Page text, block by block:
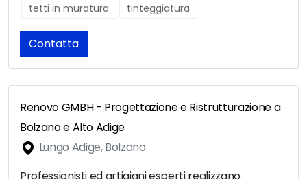
tetti in muratura
tinteggiatura
Contatta
Renovo GMBH - Progettazione e Ristrutturazione a
Bolzano e Alto Adige
Lungo Adige, Bolzano